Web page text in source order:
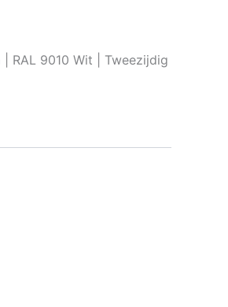
RAL 9010 Wit | Tweezijdig